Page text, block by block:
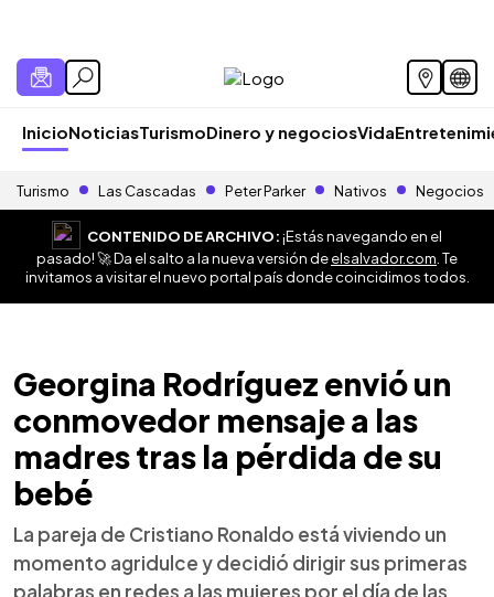
InicioNoticiasTurismoDinero y negociosVida
Turismo Las Cascadas Peter Parker Nativos Negocios
CONTENIDO DE ARCHIVO:¡Estás navegando en el
pasado! 🚀 Da el salto a la nueva versión deelsalvador.com . Te
invitamos a visitar el nuevo portal país donde coincidimos todos.
Georgina Rodríguez envió un
conmovedor mensaje a las
madres tras la pérdida de su
bebé
La pareja de Cristiano Ronaldo está viviendo un
momento agridulce y decidió dirigir sus primeras
palabras en redes a las mujeres por el día de las